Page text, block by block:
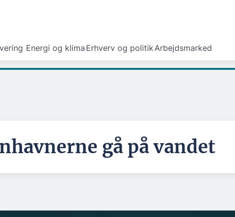
Energi og klima Erhverv og politikArbejdsmarked
gå på vandet